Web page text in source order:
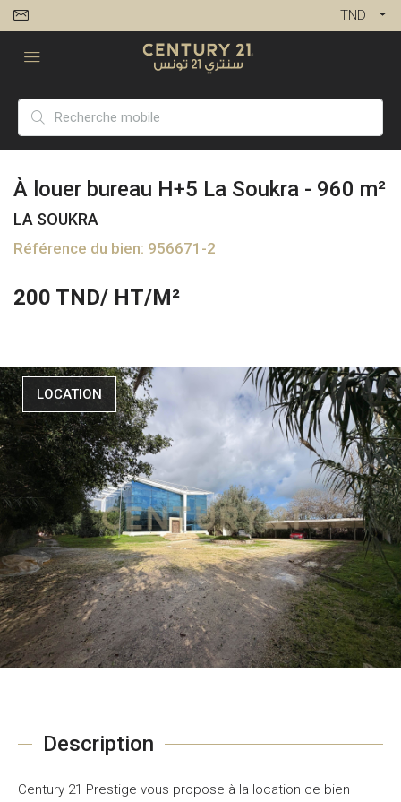
TND
À louer bureau H+5 La Soukra - 960 m²
LA SOUKRA
Référence du bien: 956671-2
200 TND/ HT/M²
LOCATION
Description
Century 21 Prestige vous propose à la location ce bien